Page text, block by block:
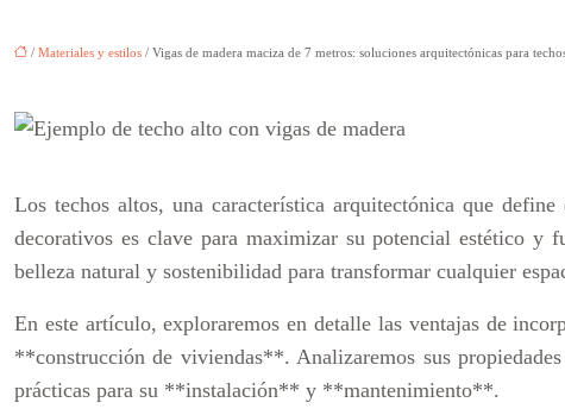
/ Materiales y estilos / Vigas de madera maciza de 7 metros: soluciones arquitectónicas para
Los techos altos, una característica arquitectónica que
decorativos es clave para maximizar su potencial estético y
belleza natural y sostenibilidad para transformar cualquier
En este artículo, exploraremos en detalle las ventajas de
**construcción de viviendas**. Analizaremos sus
prácticas para su **instalación** y **mantenimiento**.